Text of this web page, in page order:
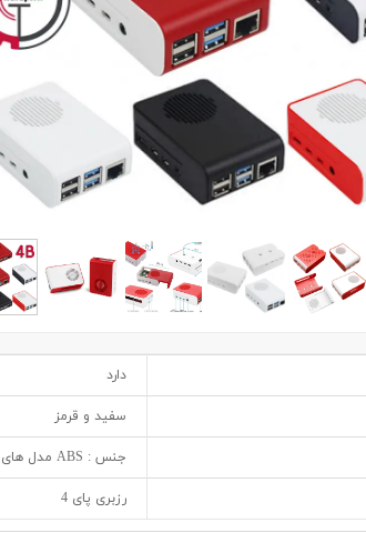
دارد
سفید و قرمز
جنس : ABS مدل های منطبق : بردهای رسپبری پای ۴ مدل B
رزبری پای 4